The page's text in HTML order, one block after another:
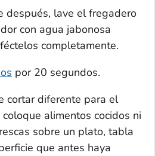
después, lave el fregadero
con agua jabonosa
completamente.
por 20 segundos.
cortar diferente para el
alimentos cocidos ni
sobre un plato, tabla
que antes haya